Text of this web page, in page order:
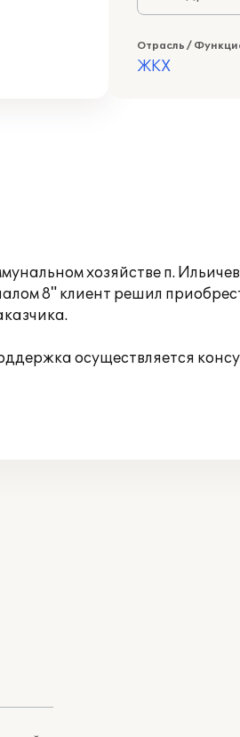
Отрасль /
ЖКХ
хозяйстве п.
8" клиент решил
осуществляется